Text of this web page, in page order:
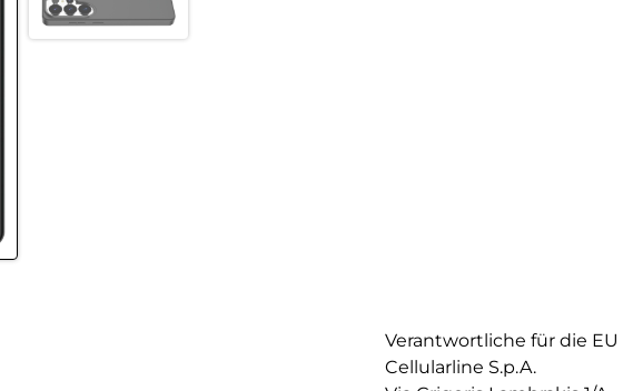
Verantwortliche für die EU
Cellularline S.p.A.